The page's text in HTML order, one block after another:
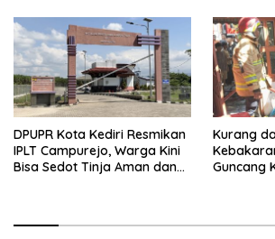
DPUPR Kota Kediri Resmikan
IPLT Campurejo, Warga Kini
Bisa Sedot Tinja Aman dan
Kurang
Guncang